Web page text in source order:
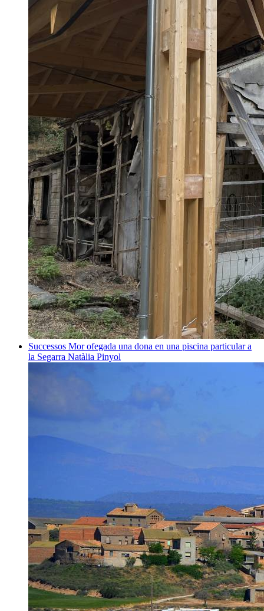
Successos Mor ofegada una dona en una piscina particular a
la Segarra Natàlia Pinyol